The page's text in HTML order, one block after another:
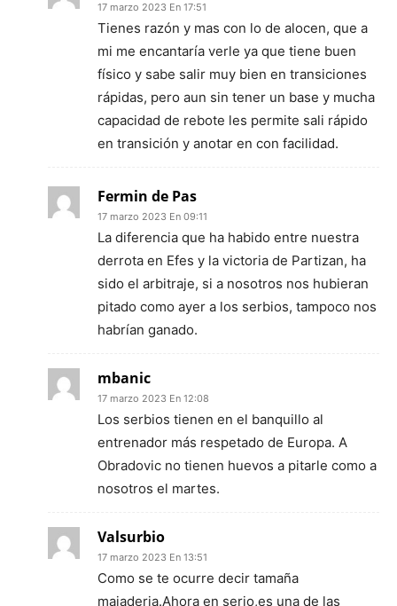
17 marzo 2023 En 17:51
Tienes razón y mas con lo de alocen, que a
mi me encantaría verle ya que tiene buen
físico y sabe salir muy bien en transiciones
rápidas, pero aun sin tener un base y mucha
capacidad de rebote les permite sali rápido
en transición y anotar en con facilidad.
Fermin de Pas
17 marzo 2023 En 09:11
La diferencia que ha habido entre nuestra
derrota en Efes y la victoria de Partizan, ha
sido el arbitraje, si a nosotros nos hubieran
pitado como ayer a los serbios, tampoco nos
habrían ganado.
mbanic
17 marzo 2023 En 12:08
Los serbios tienen en el banquillo al
entrenador más respetado de Europa. A
Obradovic no tienen huevos a pitarle como a
nosotros el martes.
Valsurbio
17 marzo 2023 En 13:51
Como se te ocurre decir tamaña
majaderia.Ahora en serio,es una de las